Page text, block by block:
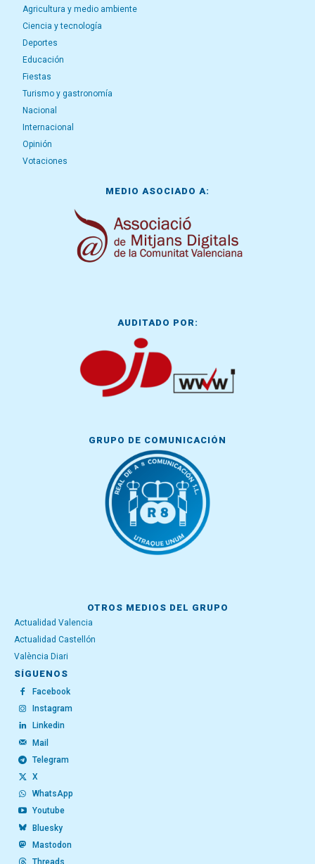
Agricultura y medio ambiente
Ciencia y tecnología
Deportes
Educación
Fiestas
Turismo y gastronomía
Nacional
Internacional
Opinión
Votaciones
MEDIO ASOCIADO A:
AUDITADO POR:
GRUPO DE COMUNICACIÓN
OTROS MEDIOS DEL GRUPO
Actualidad Valencia
Actualidad Castellón
València Diari
SÍGUENOS
Facebook
Instagram
Linkedin
Mail
Telegram
X
WhatsApp
Youtube
Bluesky
Mastodon
Threads